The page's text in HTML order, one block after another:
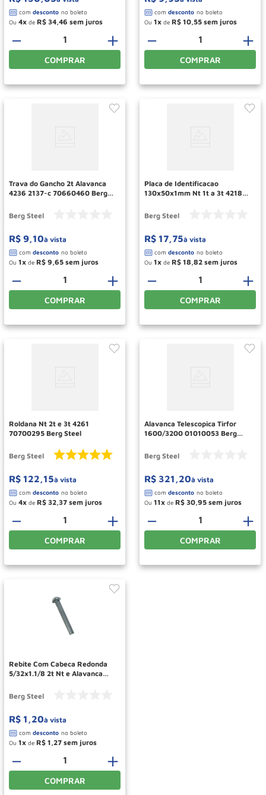
Ou 4 de R$ 34 46
＋
－
COMPRAR
Ou 1 de R$ 10 55
＋
－
COMPRAR
Trava do Gancho 2t Alavanca
4236 2137-c 70660460 Berg
Berg Steel
R$ 9,10à vista
Ou 1 de R$ 9 65
＋
－
COMPRAR
Placa de Identificacao
130x50x1mm Nt 1t a 3t 4218
Berg Steel
R$ 17,75à vista
Ou 1 de R$ 18 82
＋
－
COMPRAR
Roldana Nt 2t e 3t 4261
70700295 Berg Steel
Berg Steel
R$ 122,15à vista
Ou 4 de R$ 32 37
＋
－
COMPRAR
Alavanca Telescopica Tirfor
1600/3200 01010053 Berg
Berg Steel
R$ 321 ,20à vista
Ou 11 de R$ 30 95
＋
－
COMPRAR
Rebite Com Cabeca Redonda
5/32x1.1/8 2t Nt e Alavanca
Berg Steel
R$ 1 ,20à vista
Ou 1 de R$ 1 27
＋
－
COMPRAR